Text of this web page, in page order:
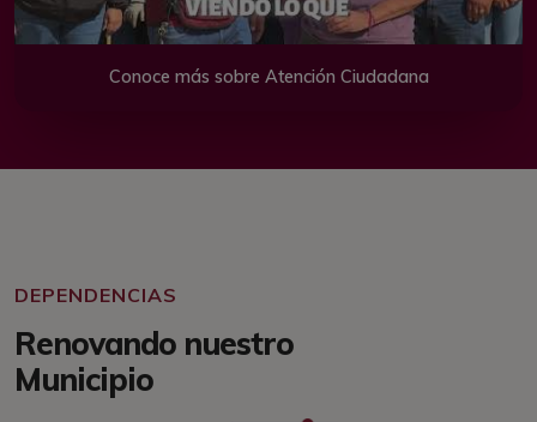
Conoce más sobre Atención Ciudadana
DEPENDENCIAS
Renovando nuestro
Municipio